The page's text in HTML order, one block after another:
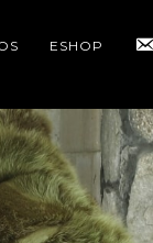
ESHOP